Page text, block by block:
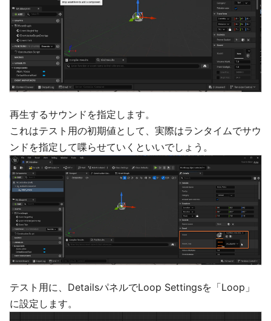
再生するサウンドを指定します。
これはテスト用の初期値として、実際はランタイムでサウ
ンドを指定して喋らせていくといいでしょう。
テスト用に、DetailsパネルでLoop Settingsを「Loop」
に設定します。